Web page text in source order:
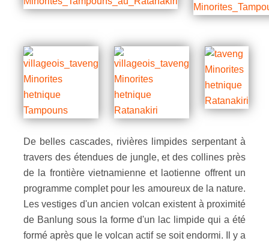
De belles cascades, rivières limpides serpentant à
travers des étendues de jungle, et des collines près
de la frontière vietnamienne et laotienne offrent un
programme complet pour les amoureux de la nature.
Les vestiges d'un ancien volcan existent à proximité
de Banlung sous la forme d'un lac limpide qui a été
formé après que le volcan actif se soit endormi. Il y a